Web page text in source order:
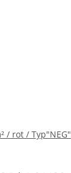
/ rot / Typ"NEG"